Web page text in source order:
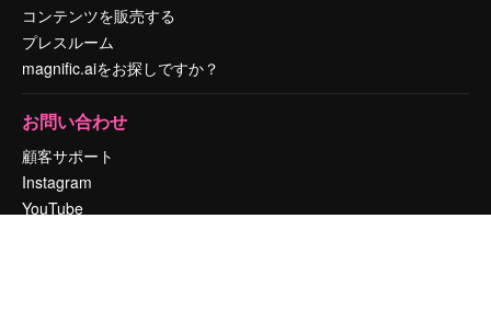
コンテンツを販売する
プレスルーム
magnific.aiをお探しですか？
お問い合わせ
顧客サポート
Instagram
YouTube